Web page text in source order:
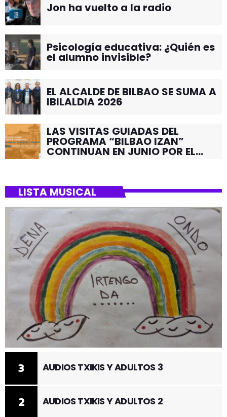
Jon ha vuelto a la radio
Psicología educativa: ¿Quién es
el alumno invisible?
EL ALCALDE DE BILBAO SE SUMA A
IBILALDIA 2026
LAS VISITAS GUIADAS DEL
PROGRAMA “BILBAO IZAN”
CONTINUAN EN JUNIO POR EL
LISTA MUSICAL
2 AUDIOS TXIKIS Y ADULTOS 2
3 AUDIOS TXIKIS Y ADULTOS 3